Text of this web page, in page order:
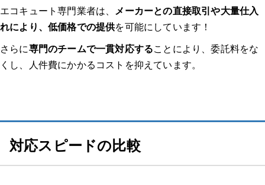
連絡してからの流れを教えてください。（どのような調査があっ
たのか、どのくらいで来たのか等）
実際にどのような作業を行いましたか？価格はどのくらいでした
か？
生し、お湯が出なくなった。 ｜エコキュート 一軒家
エコキュート専門業者は、
メーカーとの直接取引や大量仕入
れにより、低価格での提供を可能にしています！
さらに専門のチームで一貫対応することにより、委託料をな
くし、人件費にかかるコストを抑えています。
対応スピードの比較